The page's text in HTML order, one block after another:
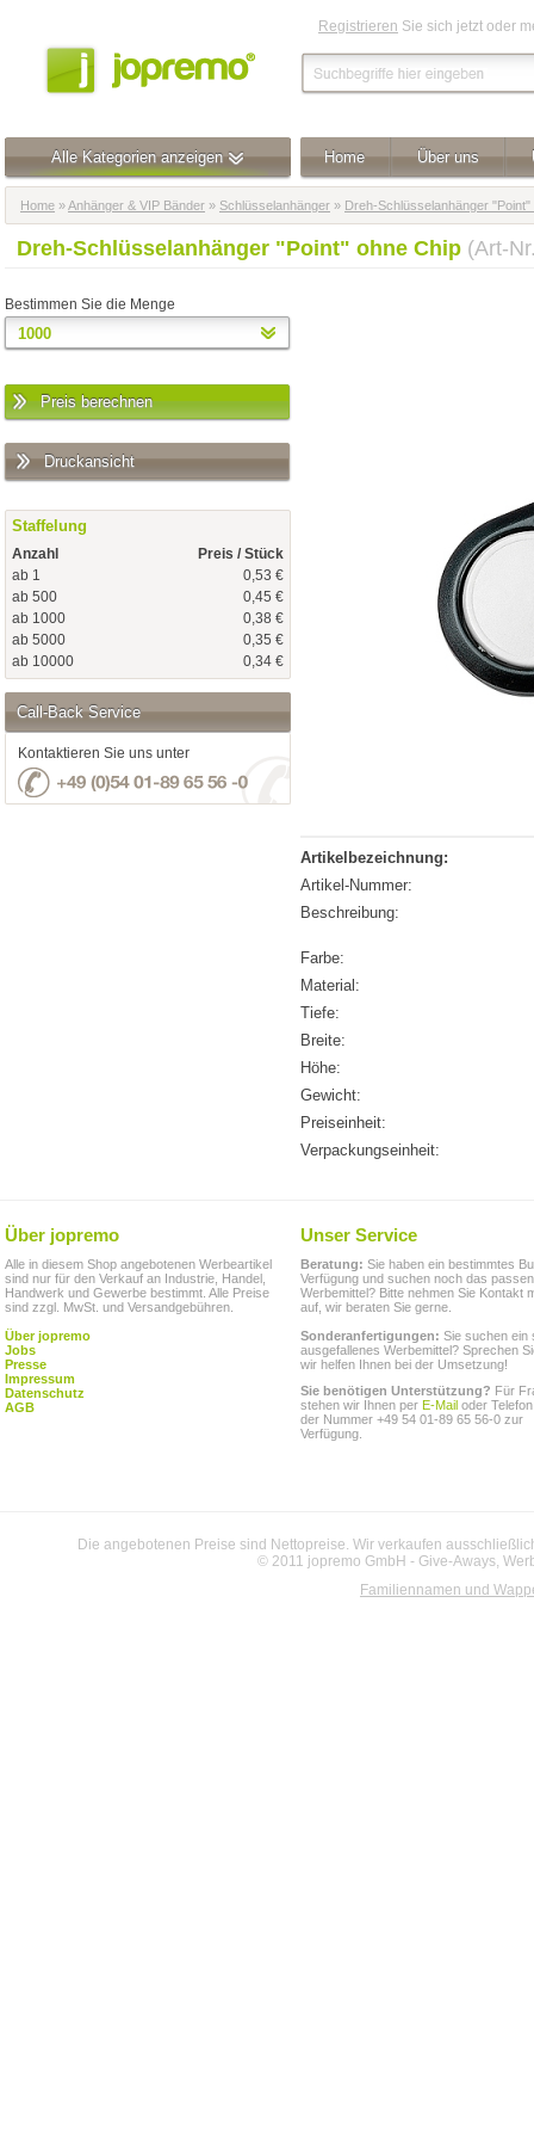
Registrieren Sie sich jetzt oder
Alle Kategorien anzeigen Home Über uns
Home »Anhänger & VIP Bänder » Schlüsselanhänger » Dreh-Schlüsselanhänger "Point"
Dreh-Schlüsselanhänger "Point" ohne Chip (Art-
Bestimmen Sie die Menge
Preis berechnen
Druckansicht
Staffelung
Anzahl
Preis / Stück
ab 1
0,53 €
ab 500
0,45 €
ab 1000
0,38 €
ab 5000
0,35 €
ab 10000
0,34 €
Call-Back Service
Kontaktieren Sie uns unter
Artikelbezeichnung:
Artikel-Nummer:
Beschreibung:
Farbe:
Material:
Tiefe:
Breite:
Höhe:
Gewicht:
Preiseinheit:
Verpackungseinheit:
Über jopremo
Alle in diesem Shop angebotenen Werbeartikel
sind nur für den Verkauf an Industrie, Handel,
Handwerk und Gewerbe bestimmt. Alle Preise
sind zzgl. MwSt. und Versandgebühren.
Über jopremo
Jobs
Presse
Impressum
Datenschutz
AGB
Unser Service
Beratung: Sie haben ein bestimmtes
Verfügung und suchen noch das
Werbemittel? Bitte nehmen Sie Kontakt
auf, wir beraten Sie gerne.
Sonderanfertigungen: Sie suchen ein
ausgefallenes Werbemittel? Sprechen
wir helfen Ihnen bei der Umsetzung!
Sie benötigen Unterstützung? Für
stehen wir Ihnen per E-Mail oder
der Nummer +49 54 01-89 65 56-0 zur
Verfügung.
Die angebotenen Preise sind Nettopreise. Wir verkaufen
© 2011 jopremo GmbH - Give-Aways,
Familiennamen und